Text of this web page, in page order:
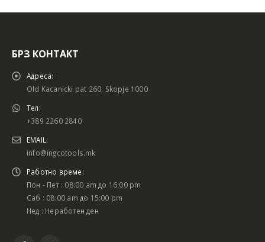
БРЗ КОНТАКТ
Адреса:
Old Kacanicki pat 260, Skopje 1000
Тел:
+389 2260 2840
EMAIL:
info@ingcotools.mk
Работно време:
Пон - Пет : 08:00 am до 16:00 pm
Саб : 08:00 am до 15:00 pm
Нед : Неработен ден